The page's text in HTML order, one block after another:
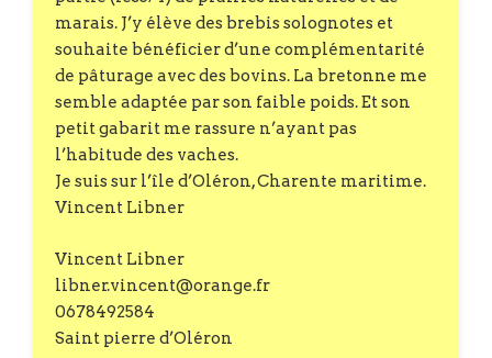
marais. J’y élève des brebis solognotes et
souhaite bénéficier d’une complémentarité
de pâturage avec des bovins. La bretonne me
semble adaptée par son faible poids. Et son
petit gabarit me rassure n’ayant pas
l’habitude des vaches.
Je suis sur l’île d’Oléron, Charente maritime.
Vincent Libner
Vincent Libner
libner.vincent@orange.fr
0678492584
Saint pierre d’Oléron